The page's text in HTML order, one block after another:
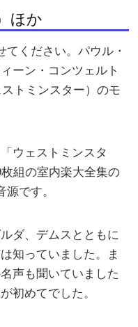
ほか
てください。パウル・
ーン・コンツェルト
トミンスター）のモ
ウェストミンスタ
組の室内楽大全集の
です。
ダ、デムスとともに
知っていました。ま
声も聞いていました
初めてでした。